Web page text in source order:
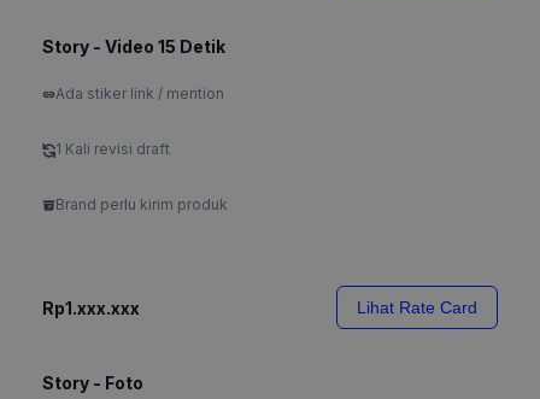
Story - Video 15 Detik
Ada stiker link / mention
1 Kali revisi draft
Brand perlu kirim produk
Rp1.xxx.xxx Lihat Rate Card
Story - Foto